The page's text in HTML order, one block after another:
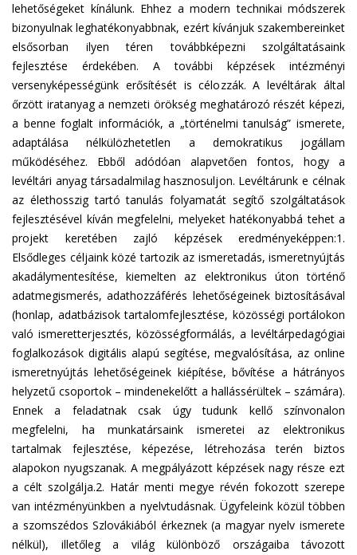
lehetőségeket kínálunk. Ehhez a modern technikai módszerek
bizonyulnak leghatékonyabbnak, ezért kívánjuk szakembereinket
elsősorban ilyen téren továbbképezni szolgáltatásaink
fejlesztése érdekében. A további képzések intézményi
versenyképességünk erősítését is célozzák. A levéltárak által
őrzött iratanyag a nemzeti örökség meghatározó részét képezi,
a benne foglalt információk, a „történelmi tanulság” ismerete,
adaptálása nélkülözhetetlen a demokratikus jogállam
működéséhez. Ebből adódóan alapvetően fontos, hogy a
levéltári anyag társadalmilag hasznosuljon. Levéltárunk e célnak
az élethosszig tartó tanulás folyamatát segítő szolgáltatások
fejlesztésével kíván megfelelni, melyeket hatékonyabbá tehet a
projekt keretében zajló képzések eredményeképpen:1.
Elsődleges céljaink közé tartozik az ismeretadás, ismeretnyújtás
akadálymentesítése, kiemelten az elektronikus úton történő
adatmegismerés, adathozzáférés lehetőségeinek biztosításával
(honlap, adatbázisok tartalomfejlesztése, közösségi portálokon
való ismeretterjesztés, közösségformálás, a levéltárpedagógiai
foglalkozások digitális alapú segítése, megvalósítása, az online
ismeretnyújtás lehetőségeinek kiépítése, bővítése a hátrányos
helyzetű csoportok – mindenekelőtt a hallássérültek – számára).
Ennek a feladatnak csak úgy tudunk kellő színvonalon
megfelelni, ha munkatársaink ismeretei az elektronikus
tartalmak fejlesztése, képezése, létrehozása terén biztos
alapokon nyugszanak. A megpályázott képzések nagy része ezt
a célt szolgálja.2. Határ menti megye révén fokozott szerepe
van intézményünkben a nyelvtudásnak. Ügyfeleink közül többen
a szomszédos Szlovákiából érkeznek (a magyar nyelv ismerete
nélkül), illetőleg a világ különböző országaiba távozott